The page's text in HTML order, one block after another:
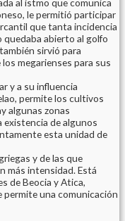
al istmo que comunica
le permitió participar
que tanta incidencia
abierto al golfo
sirvió para
megarienses para sus
y a su influencia
permite los cultivos
algunas zonas
existencia de algunos
esta unidad de
y de las que
más intensidad. Está
de Beocia y Atica,
permite una comunicación